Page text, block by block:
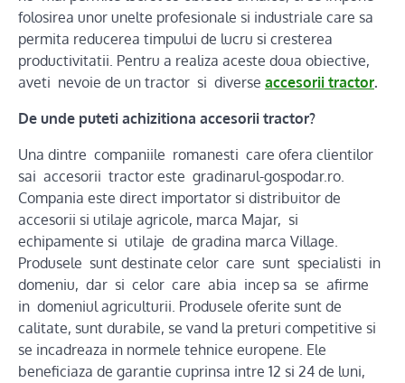
folosirea unor unelte profesionale si industriale care sa
permita reducerea timpului de lucru si cresterea
productivitatii. Pentru a realiza aceste doua obiective,
aveti nevoie de un tractor si diverse accesorii tractor.
De unde puteti achizitiona accesorii tractor?
Una dintre companiile romanesti care ofera clientilor
sai accesorii tractor este gradinarul-gospodar.ro.
Compania este direct importator si distribuitor de
accesorii si utilaje agricole, marca Majar, si
echipamente si utilaje de gradina marca Village.
Produsele sunt destinate celor care sunt specialisti in
domeniu, dar si celor care abia incep sa se afirme
in domeniul agriculturii. Produsele oferite sunt de
calitate, sunt durabile, se vand la preturi competitive si
se incadreaza in normele tehnice europene. Ele
beneficiaza de garantie cuprinsa intre 12 si 24 de luni,